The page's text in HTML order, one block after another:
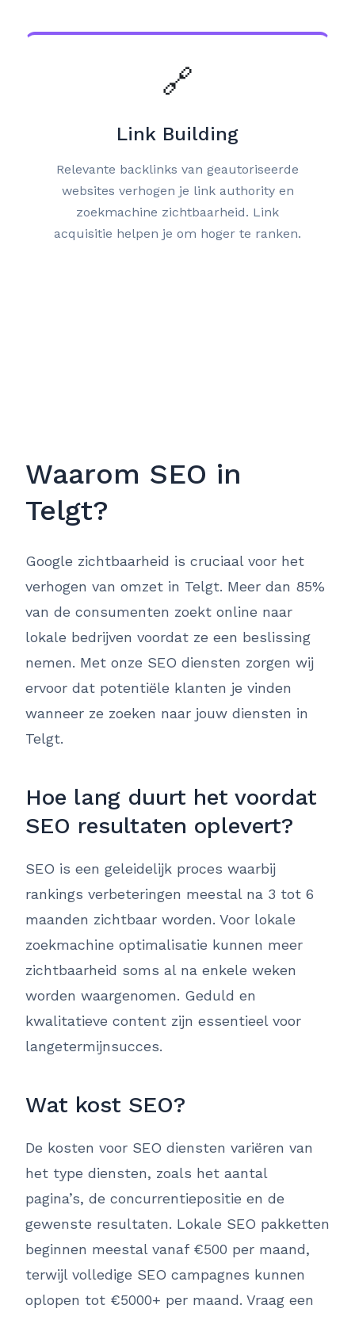
🔗
Link Building
Relevante backlinks van geautoriseerde
websites verhogen je link authority en
zoekmachine zichtbaarheid. Link
acquisitie helpen je om hoger te ranken.
Waarom SEO in
Telgt?
Google zichtbaarheid is cruciaal voor het
verhogen van omzet in Telgt. Meer dan 85%
van de consumenten zoekt online naar
lokale bedrijven voordat ze een beslissing
nemen. Met onze SEO diensten zorgen wij
ervoor dat potentiële klanten je vinden
wanneer ze zoeken naar jouw diensten in
Telgt.
Hoe lang duurt het voordat
SEO resultaten oplevert?
SEO is een geleidelijk proces waarbij
rankings verbeteringen meestal na 3 tot 6
maanden zichtbaar worden. Voor lokale
zoekmachine optimalisatie kunnen meer
zichtbaarheid soms al na enkele weken
worden waargenomen. Geduld en
kwalitatieve content zijn essentieel voor
langetermijnsucces.
Wat kost SEO?
De kosten voor SEO diensten variëren van
het type diensten, zoals het aantal
pagina’s, de concurrentiepositie en de
gewenste resultaten. Lokale SEO pakketten
beginnen meestal vanaf €500 per maand,
terwijl volledige SEO campagnes kunnen
oplopen tot €5000+ per maand. Vraag een